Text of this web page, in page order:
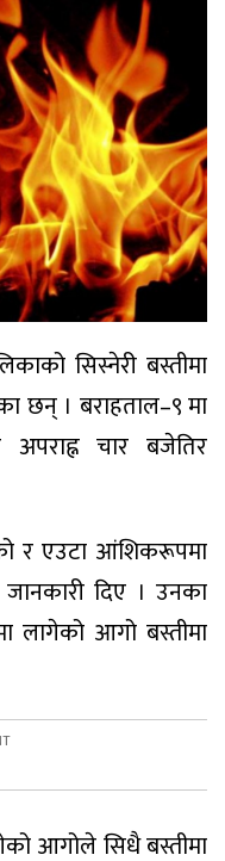
सिस्नेरी बस्तीमा
छन् । बराहताल–९ मा
अपराह्न चार बजेतिर
र एउटा आंशिकरूपमा
दिए । उनका
लागेको आगो बस्तीमा
आगोले सिधै बस्तीमा